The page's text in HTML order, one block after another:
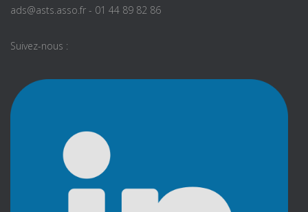
ads@asts.asso.fr - 01 44 89 82 86
Suivez-nous :